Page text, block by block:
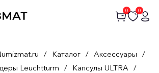
0 0
/ Каталог / Аксессуары /
Leuchtturm / Капсулы ULTRA /